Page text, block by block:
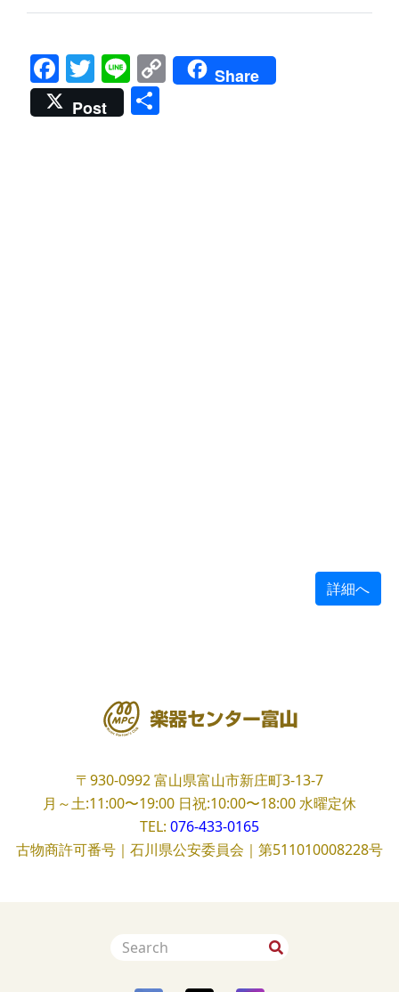
Facebook
Twitter
LineCopy
Link
Share
Post
詳細へ
〒930-0992富山県富山市新庄町3-13-7
月～土:11:00〜19:00 日祝:10:00〜18:00水曜定休
TEL: 076-433-0165
古物商許可番号｜石川県公安委員会｜第511010008228号